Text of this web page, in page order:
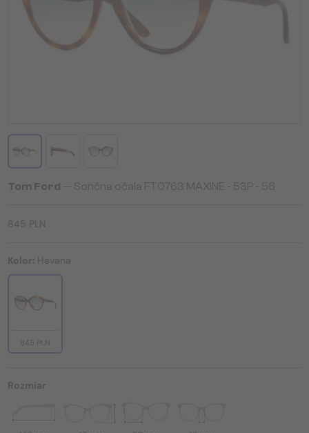
Tom Ford — Sončna očala FT0763 MAXINE - 53P - 56
845 PLN
Kolor: Havana
845 PLN
Rozmiar